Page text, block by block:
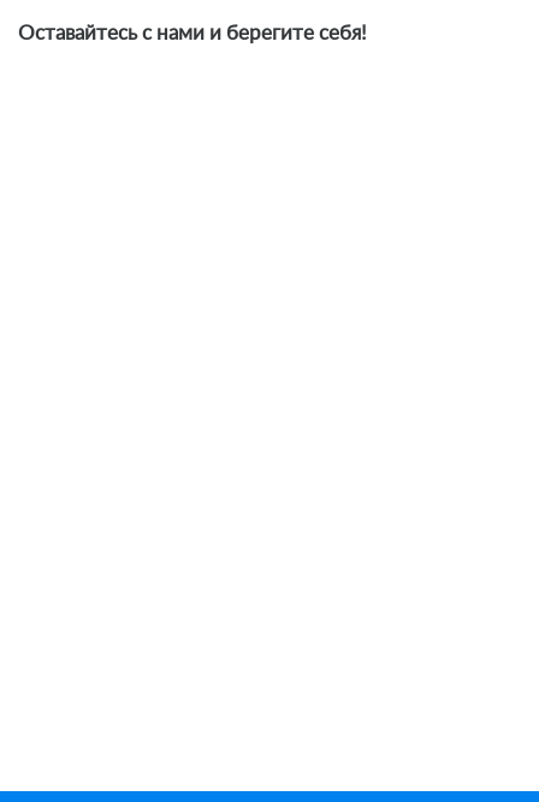
Оставайтесь с нами и берегите себя!